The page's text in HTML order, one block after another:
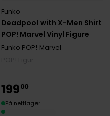
Deadpool with X-Men Shirt
POP! Marvel Vinyl Figure
Funko
Funko POP! Marvel
19900
På nettlager